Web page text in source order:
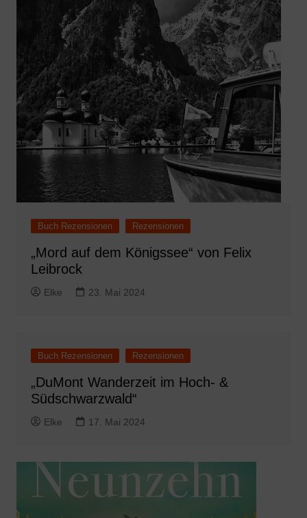
Buch Rezensionen Rezensionen
„Mord auf dem Königssee“ von Felix
Leibrock
Elke 23. Mai 2024
Buch Rezensionen Rezensionen
„DuMont Wanderzeit im Hoch- &
Südschwarzwald“
Elke 17. Mai 2024